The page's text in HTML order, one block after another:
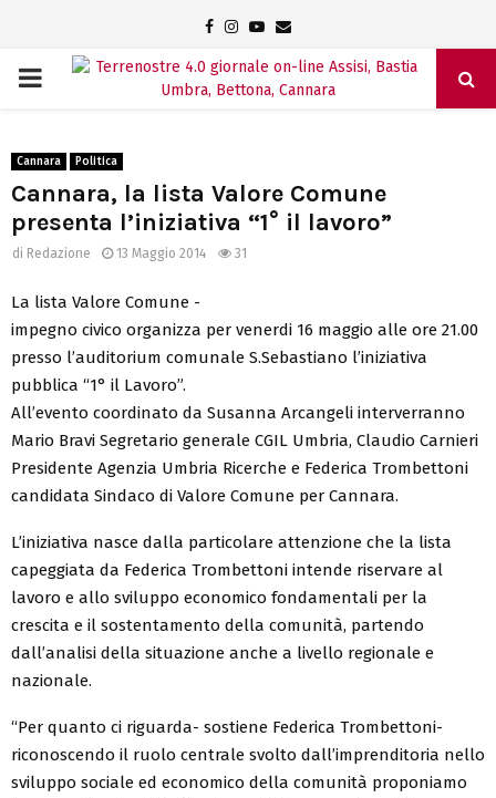
Facebook
Instagram
Youtube
Email
PRIMARY
Cannara Politica
Cannara, la lista Valore Comune
presenta l’iniziativa “1° il lavoro”
di Redazione 13 Maggio 2014 31
La lista Valore Comune -
impegno civico organizza per venerdi 16 maggio alle ore 21.00
presso l’auditorium comunale S.Sebastiano l’iniziativa
pubblica “1° il Lavoro”.
All’evento coordinato da Susanna Arcangeli interverranno
Mario Bravi Segretario generale CGIL Umbria, Claudio Carnieri
Presidente Agenzia Umbria Ricerche e Federica Trombettoni
candidata Sindaco di Valore Comune per Cannara.
L’iniziativa nasce dalla particolare attenzione che la lista
capeggiata da Federica Trombettoni intende riservare al
lavoro e allo sviluppo economico fondamentali per la
crescita e il sostentamento della comunità, partendo
dall’analisi della situazione anche a livello regionale e
nazionale.
“Per quanto ci riguarda- sostiene Federica Trombettoni-
riconoscendo il ruolo centrale svolto dall’imprenditoria nello
sviluppo sociale ed economico della comunità proponiamo